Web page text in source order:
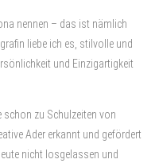
nennen – das ist nämlich
liebe ich es, stilvolle und
und Einzigartigkeit
schon zu Schulzeiten von
Ader erkannt und gefördert
nicht losgelassen und